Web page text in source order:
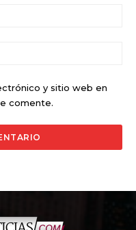
y sitio web en
comente.